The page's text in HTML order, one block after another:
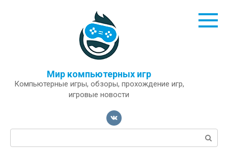
Мир компьютерных игр
Компьютерные игры, обзоры, прохождение игр,
игровые новости
Поиск: